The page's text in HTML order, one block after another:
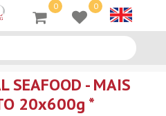
0 0
SEAFOOD - MAIS
20x600g *